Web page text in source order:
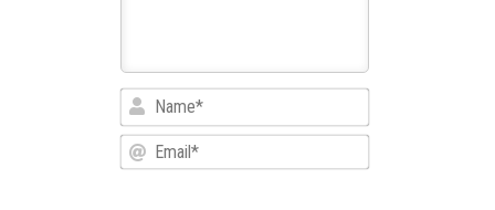
Name*
Email*